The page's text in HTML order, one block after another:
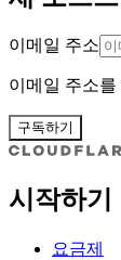
이메일 주소
이메일 주소
구독하기
시작하기
요금제